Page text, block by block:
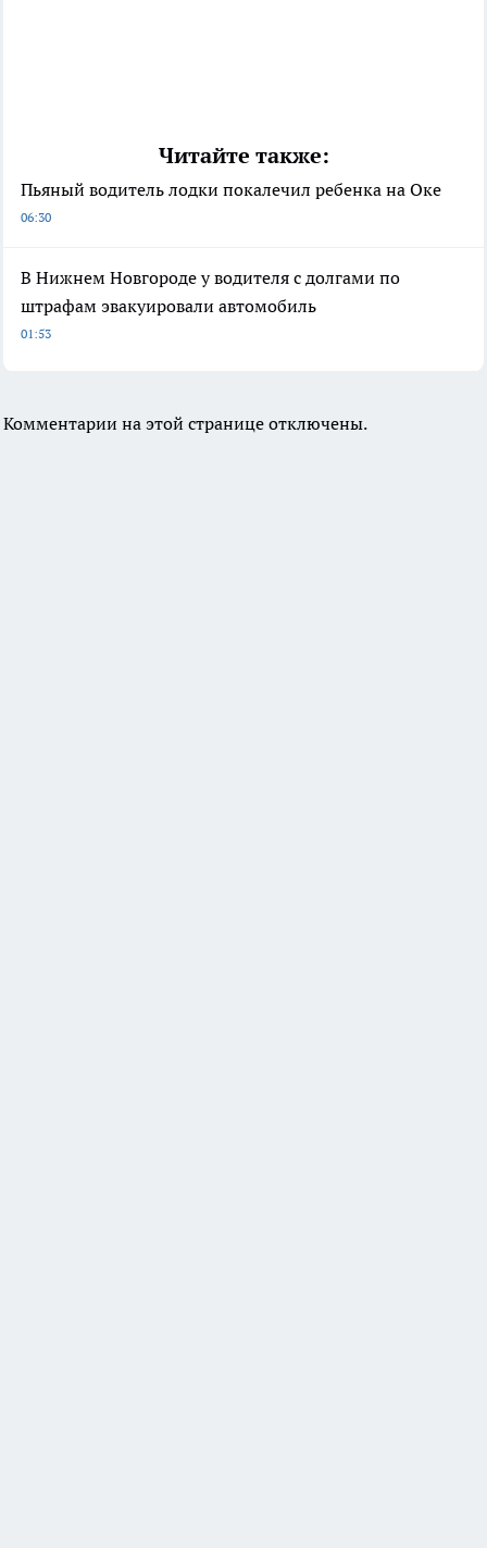
Читайте также:
Пьяный водитель лодки покалечил ребенка на Оке
06:30
В Нижнем Новгороде у водителя с долгами по
штрафам эвакуировали автомобиль
01:53
Комментарии на этой странице отключены.